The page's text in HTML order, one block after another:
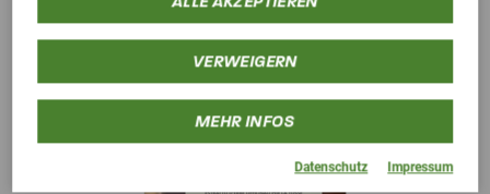
VERWEIGERN
MEHR INFOS
Datenschutz Impressum